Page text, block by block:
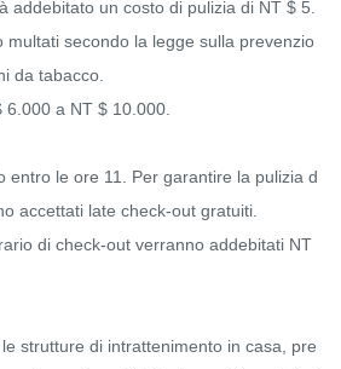
secondo la legge sulla prevenzio
da tabacco.
entro le ore 11. Per garantire la pulizia d
accettati late check-out gratuiti.
strutture di intrattenimento in casa, pre